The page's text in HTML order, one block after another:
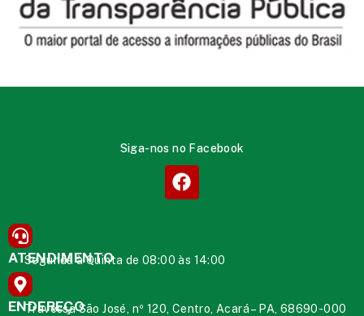
Siga-nos no Facebook
ATENDIMENTO
Segunda à Quinta de 08:00 às 14:00
ENDEREÇO
Travessa São José, nº 120, Centro, Acará – PA, 68690-000